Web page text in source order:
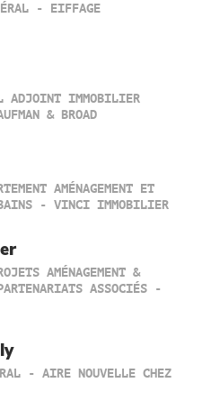
- EIFFAGE
ADJOINT IMMOBILIER
& BROAD
AMÉNAGEMENT ET
- VINCI IMMOBILIER
AMÉNAGEMENT &
ASSOCIÉS -
- AIRE NOUVELLE CHEZ